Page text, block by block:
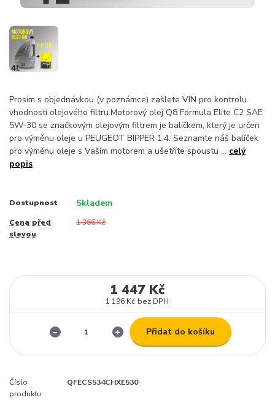
Prosím s objednávkou (v poznámce) zašlete VIN pro kontrolu
vhodnosti olejového filtru.Motorový olej Q8 Formula Elite C2 SAE
5W-30 se značkovým olejovým filtrem je balíčkem, který je určen
pro výměnu oleje u PEUGEOT BIPPER 1.4. Seznamte náš balíček
pro výměnu oleje s Vaším motorem a ušetříte spoustu ... celý
popis
Dostupnost Skladem
Cena před
slevou
1 366 Kč
1 447 Kč
1 196 Kč bez DPH
Přidat do košíku
Číslo
produktu:
QFECS534CHXE530